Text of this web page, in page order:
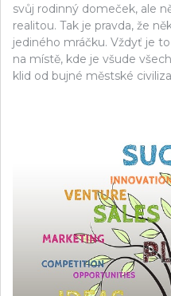
svůj rodinný domeček, ale
realitou. Tak je pravda, že
jediného mráčku. Vždyť je
na místě, kde je všude
klid od bujné městské